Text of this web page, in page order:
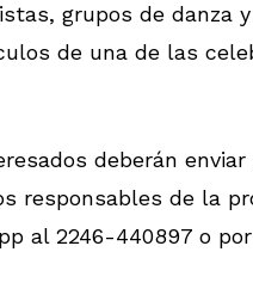
grupos de danza
de una de las
deberán
responsables de la
al 2246-440897 o